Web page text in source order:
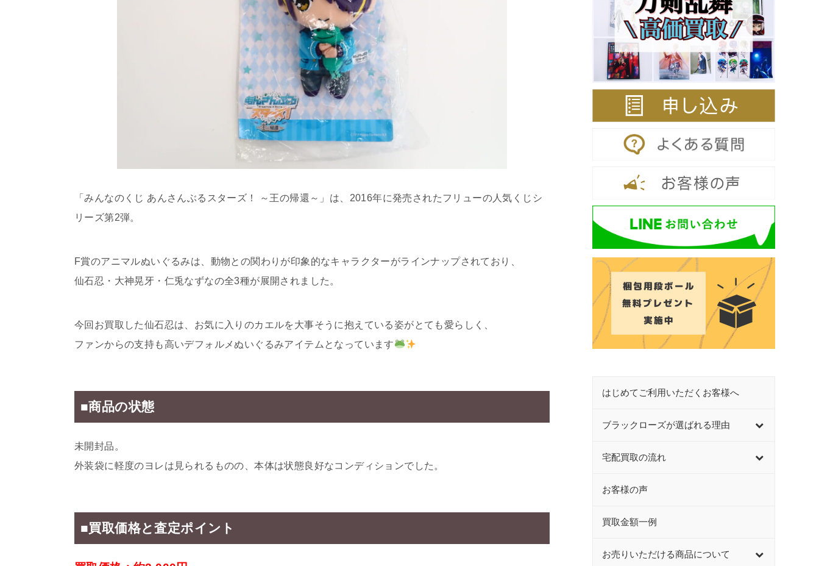
「みんなのくじ あんさんぶるスターズ！ ～王の帰還～」は、2016年に発売されたフリューの人気くじシ
リーズ第2弾。
F賞のアニマルぬいぐるみは、動物との関わりが印象的なキャラクターがラインナップされており、
仙石忍・大神晃牙・仁兎なずなの全3種が展開されました。
今回お買取した仙石忍は、お気に入りのカエルを大事そうに抱えている姿がとても愛らしく、
ファンからの支持も高いデフォルメぬいぐるみアイテムとなっています
■商品の状態
未開封品。
外装袋に軽度のヨレは見られるものの、本体は状態良好なコンディションでした。
■買取価格と査定ポイント
はじめてご利用いただくお客様へ
ブラックローズが選ばれる理由
宅配買取の流れ
お客様の声
買取金額一例
お売りいただける商品について